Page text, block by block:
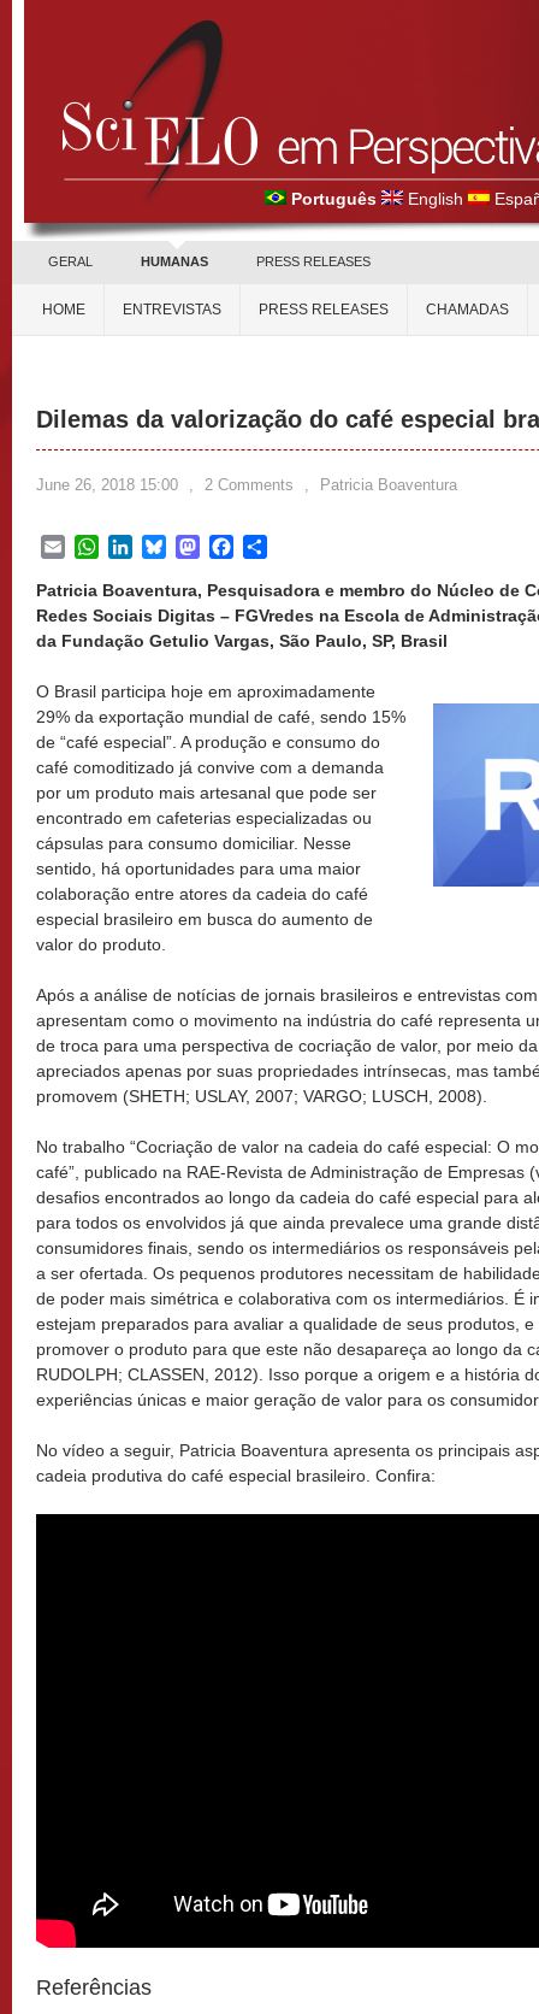
Português English
GERAL HUMANAS PRESS RELEASES
HOME ENTREVISTAS PRESS RELEASES CHAMADAS
Dilemas da valorização do café especial
June 26, 2018 15:00 , 2 Comments , Patricia Boaventura
EmailWhatsApp
LinkedInBlueskyMastodonFacebook
Patricia Boaventura, Pesquisadora e membro do Núcleo de
Redes Sociais Digitas – FGVredes na Escola de
da Fundação Getulio Vargas, São Paulo, SP, Brasil
O Brasil participa hoje em aproximadamente
29% da exportação mundial de café, sendo 15%
de “café especial”. A produção e consumo do
café comoditizado já convive com a demanda
por um produto mais artesanal que pode ser
encontrado em cafeterias especializadas ou
cápsulas para consumo domiciliar. Nesse
sentido, há oportunidades para uma maior
colaboração entre atores da cadeia do café
especial brasileiro em busca do aumento de
valor do produto.
Após a análise de notícias de jornais brasileiros e entrevistas
apresentam como o movimento na indústria do café representa
de troca para uma perspectiva de cocriação de valor, por meio
apreciados apenas por suas propriedades intrínsecas, mas
promovem (SHETH; USLAY, 2007; VARGO; LUSCH, 2008).
No trabalho “Cocriação de valor na cadeia do café especial: O
café”, publicado na RAE-Revista de Administração de Empresas
desafios encontrados ao longo da cadeia do café especial para
para todos os envolvidos já que ainda prevalece uma grande
consumidores finais, sendo os intermediários os responsáveis
a ser ofertada. Os pequenos produtores necessitam de
de poder mais simétrica e colaborativa com os intermediários. É
estejam preparados para avaliar a qualidade de seus produtos,
promover o produto para que este não desapareça ao longo da
RUDOLPH; CLASSEN, 2012). Isso porque a origem e a história
experiências únicas e maior geração de valor para os
No vídeo a seguir, Patricia Boaventura apresenta os principais
cadeia produtiva do café especial brasileiro. Confira:
Referências